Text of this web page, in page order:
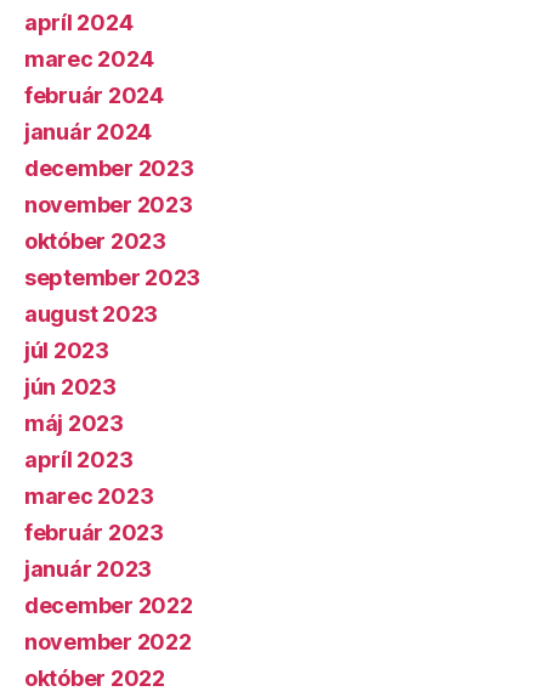
apríl 2024
marec 2024
február 2024
január 2024
december 2023
november 2023
október 2023
september 2023
august 2023
júl 2023
jún 2023
máj 2023
apríl 2023
marec 2023
február 2023
január 2023
december 2022
november 2022
október 2022